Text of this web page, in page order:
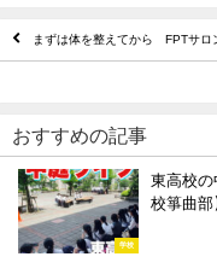
まずは体を整えてから FPTサロ
おすすめの記事
学校
東高校の
校箏曲部